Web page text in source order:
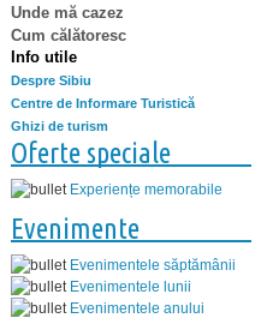
Unde mă cazez
Cum călătoresc
Info utile
Despre Sibiu
Centre de Informare Turistică
Ghizi de turism
Oferte speciale
Experiențe memorabile
Evenimente
Evenimentele săptămânii
Evenimentele lunii
Evenimentele anului